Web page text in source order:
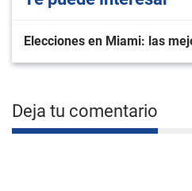
Elecciones en Miami: las
Deja tu comentario